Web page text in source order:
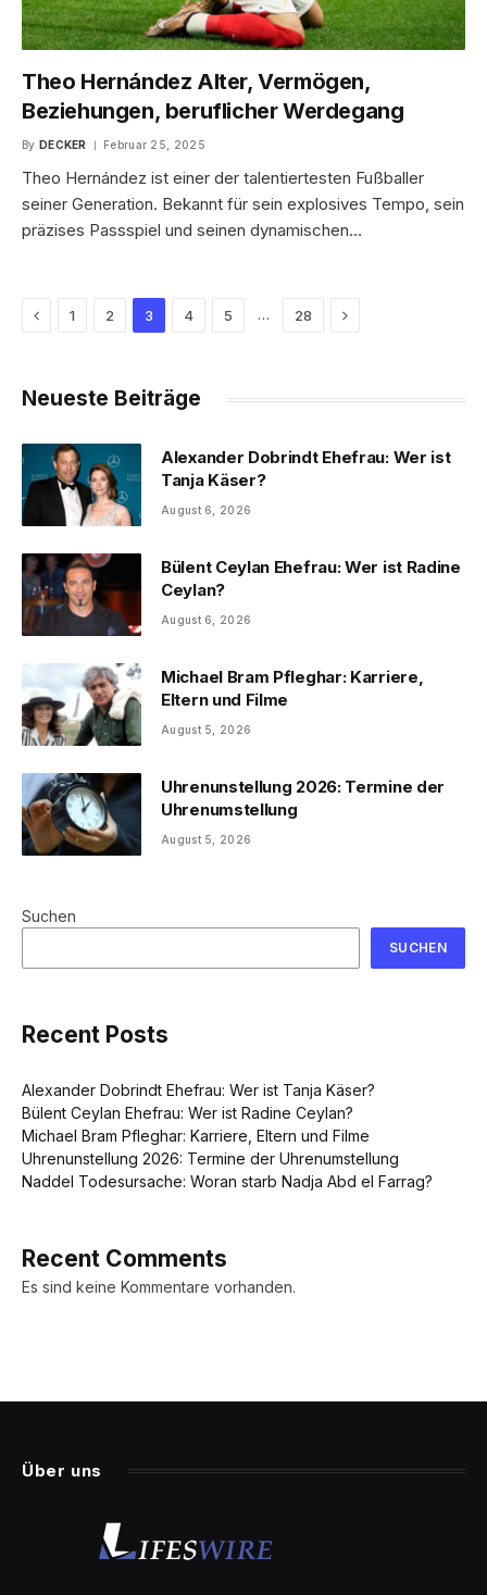
Theo Hernández Alter, Vermögen,
Beziehungen, beruflicher Werdegang
By DECKER Februar 25, 2025
Theo Hernández ist einer der talentiertesten Fußballer
seiner Generation. Bekannt für sein explosives Tempo, sein
präzises Passspiel und seinen dynamischen…
Previous
1 2 3 4 5 … 28 Next
Neueste Beiträge
Alexander Dobrindt Ehefrau: Wer ist
Tanja Käser?
August 6, 2026
Bülent Ceylan Ehefrau: Wer ist Radine
Ceylan?
August 6, 2026
Michael Bram Pfleghar: Karriere,
Eltern und Filme
August 5, 2026
Uhrenunstellung 2026: Termine der
Uhrenumstellung
August 5, 2026
Suchen
SUCHEN
Recent Posts
Alexander Dobrindt Ehefrau: Wer ist Tanja Käser?
Bülent Ceylan Ehefrau: Wer ist Radine Ceylan?
Michael Bram Pfleghar: Karriere, Eltern und Filme
Uhrenunstellung 2026: Termine der Uhrenumstellung
Naddel Todesursache: Woran starb Nadja Abd el Farrag?
Recent Comments
Es sind keine Kommentare vorhanden.
Über uns